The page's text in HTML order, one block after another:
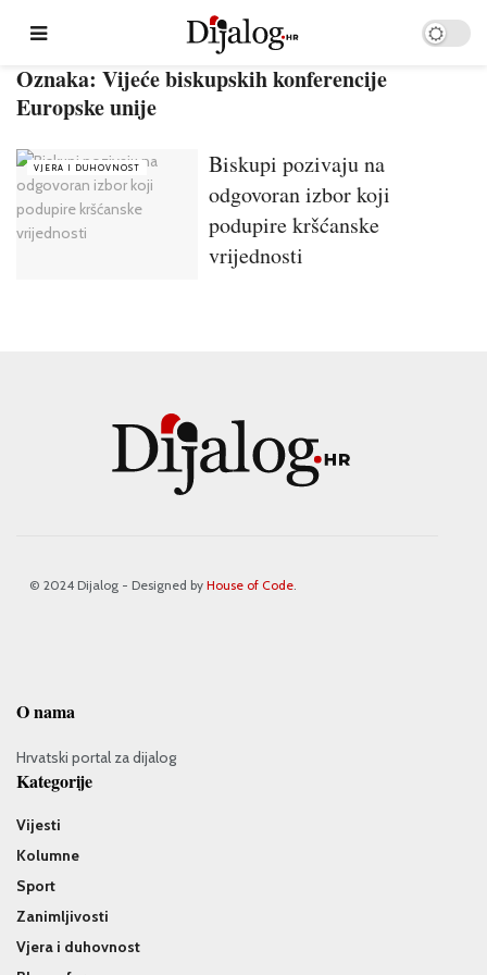
Oznaka: Vijeće biskupskih konferencije
Europske unije
VJERA I DUHOVNOST
Biskupi pozivaju na
odgovoran izbor koji
podupire kršćanske
vrijednosti
© 2024 Dijalog - Designed by House of Code
O nama
Hrvatski portal za dijalog
Kategorije
Vijesti
Kolumne
Sport
Zanimljivosti
Vjera i duhovnost